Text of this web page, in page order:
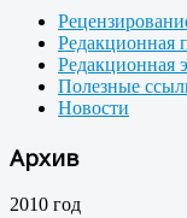
Редакционная
Редакционная
Полезные
Новости
Архив
2010 год